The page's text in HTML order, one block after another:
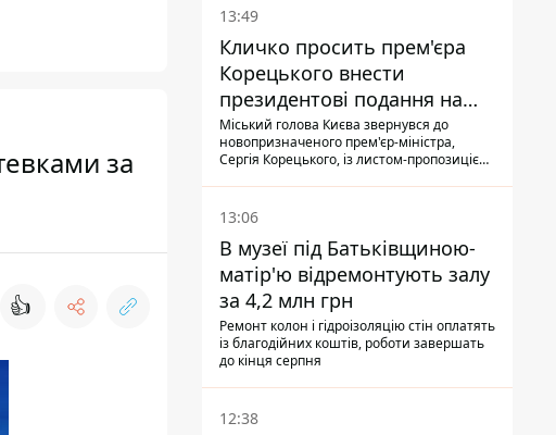
за
👍
13:49
Кличко просить прем'єра
Корецького внести
президентові подання на
звільнення володаря
Троєщини Бахматова
Міський голова Києва звернувся до
новопризначеного прем'єр-міністра,
Сергія Корецького, із листом-пропозицією
13:06
В музеї під Батьківщиною-
матір'ю відремонтують залу
за 4,2 млн грн
Ремонт колон і гідроізоляцію стін оплатять
із благодійних коштів, роботи завершать
до кінця серпня
12:38